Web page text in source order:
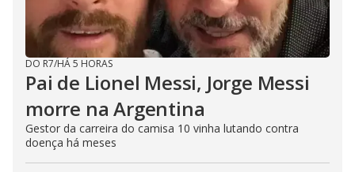
DO R7/HÁ 5 HORAS
Pai de Lionel Messi, Jorge Messi
morre na Argentina
Gestor da carreira do camisa 10 vinha lutando contra
doença há meses